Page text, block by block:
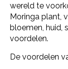
wereld te
Moringa plant,
bloemen, huid,
voordelen.
De voordelen